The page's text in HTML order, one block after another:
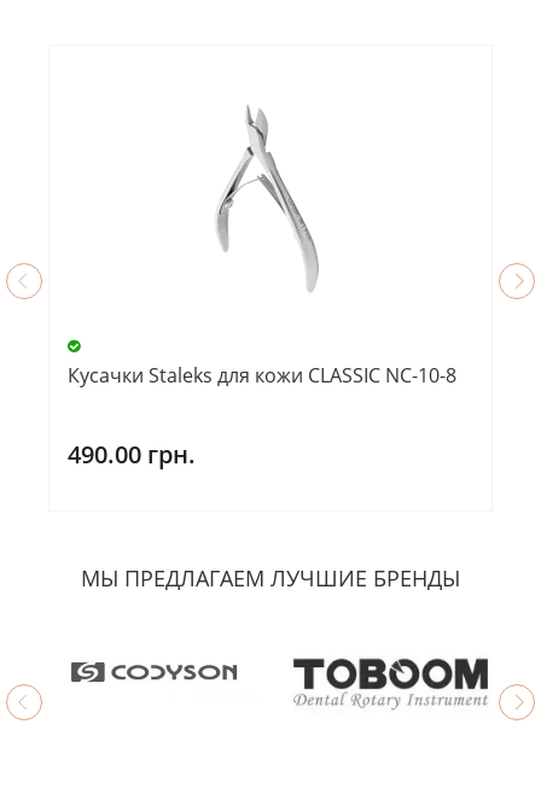
Кусачки Staleks для кожи CLASSIC NC-10-8
490.00 грн.
МЫ ПРЕДЛАГАЕМ ЛУЧШИЕ БРЕНДЫ